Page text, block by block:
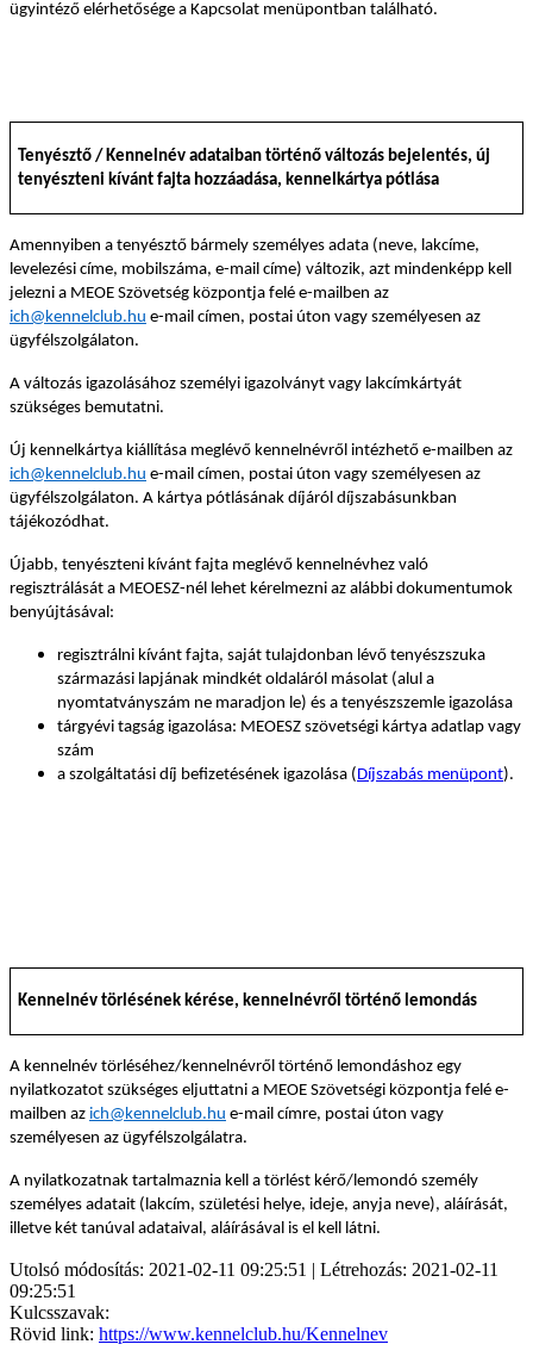
ügyintéző elérhetősége a Kapcsolat menüpontban található.
Tenyésztő / Kennelnév adataiban történő változás bejelentés, új
tenyészteni kívánt fajta hozzáadása, kennelkártya pótlása
Amennyiben a tenyésztő bármely személyes adata (neve, lakcíme,
levelezési címe, mobilszáma, e-mail címe) változik, azt mindenképp kell
jelezni a MEOE Szövetség központja felé e-mailben az
ich@kennelclub.hu e-mail címen, postai úton vagy személyesen az
ügyfélszolgálaton.
A változás igazolásához személyi igazolványt vagy lakcímkártyát
szükséges bemutatni.
Új kennelkártya kiállítása meglévő kennelnévről intézhető e-mailben az
ich@kennelclub.hu e-mail címen, postai úton vagy személyesen az
ügyfélszolgálaton. A kártya pótlásának díjáról díjszabásunkban
tájékozódhat.
Újabb, tenyészteni kívánt fajta meglévő kennelnévhez való
regisztrálását a MEOESZ-nél lehet kérelmezni az alábbi dokumentumok
benyújtásával:
regisztrálni kívánt fajta, saját tulajdonban lévő tenyészszuka
származási lapjának mindkét oldaláról másolat (alul a
nyomtatványszám ne maradjon le) és a tenyészszemle igazolása
tárgyévi tagság igazolása: MEOESZ szövetségi kártya adatlap vagy
szám
a szolgáltatási díj befizetésének igazolása ( Díjszabás menüpont).
Kennelnév törlésének kérése, kennelnévről történő lemondás
A kennelnév törléséhez/kennelnévről történő lemondáshoz egy
nyilatkozatot szükséges eljuttatni a MEOE Szövetségi központja felé e-
mailben az ich@kennelclub.hu e-mail címre, postai úton vagy
személyesen az ügyfélszolgálatra.
A nyilatkozatnak tartalmaznia kell a törlést kérő/lemondó személy
személyes adatait (lakcím, születési helye, ideje, anyja neve), aláírását,
illetve két tanúval adataival, aláírásával is el kell látni.
Utolsó módosítás: 2021-02-11 09:25:51 | Létrehozás: 2021-02-11
09:25:51
Kulcsszavak:
Rövid link: https://www.kennelclub.hu/Kennelnev